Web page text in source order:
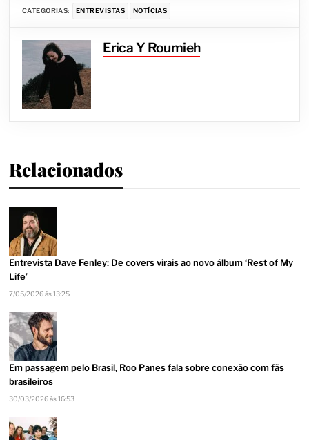
CATEGORIAS: ENTREVISTAS NOTÍCIAS
Erica Y Roumieh
Relacionados
Entrevista Dave Fenley: De covers virais ao novo álbum ‘Rest of My
Life’
7/05/2026 às 13:25
Em passagem pelo Brasil, Roo Panes fala sobre conexão com fãs
brasileiros
30/03/2026 às 16:53